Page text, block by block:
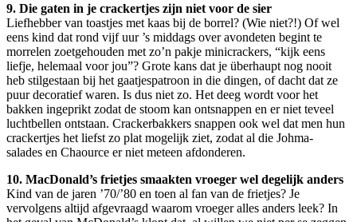
9. Die gaten in je crackertjes zijn niet voor de sier
Liefhebber van toastjes met kaas bij de borrel? (Wie niet?!) Of wel
eens kind dat rond vijf uur ’s middags over avondeten begint te
morrelen zoetgehouden met zo’n pakje minicrackers, “kijk eens
liefje, helemaal voor jou”? Grote kans dat je überhaupt nog nooit
heb stilgestaan bij het gaatjespatroon in die dingen, of dacht dat ze
puur decoratief waren. Is dus niet zo. Het deeg wordt voor het
bakken ingeprikt zodat de stoom kan ontsnappen en er niet teveel
luchtbellen ontstaan. Crackerbakkers snappen ook wel dat men hun
crackertjes het liefst zo plat mogelijk ziet, zodat al die Johma-
salades en Chaource er niet meteen afdonderen.
10. MacDonald’s frietjes smaakten vroeger wel degelijk anders
Kind van de jaren ’70/’80 en toen al fan van de frietjes? Je
vervolgens altijd afgevraagd waarom vroeger alles anders leek? In